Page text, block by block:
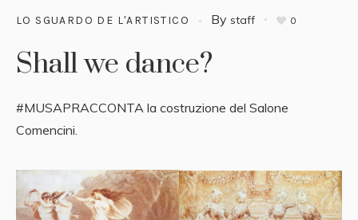
LO SGUARDO DE L'ARTISTICO By staff 0
Shall we dance?
#MUSAPRACCONTA la costruzione del Salone
Comencini.